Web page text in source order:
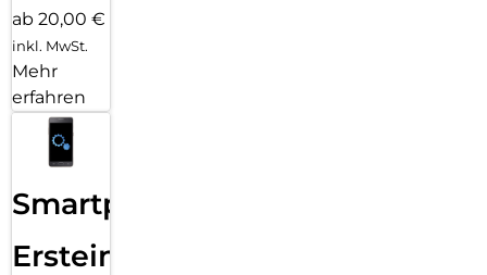
ab 20,00 €
inkl. MwSt.
Mehr
erfahren
Smartphone
Ersteinrichtung